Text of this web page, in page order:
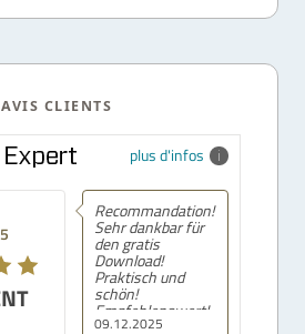
AVIS CLIENTS
plus d'infos
09.12.2025
Recommandation!
Sehr dankbar für
den gratis
Download!
Praktisch und
schön!
Empfehlenswert!